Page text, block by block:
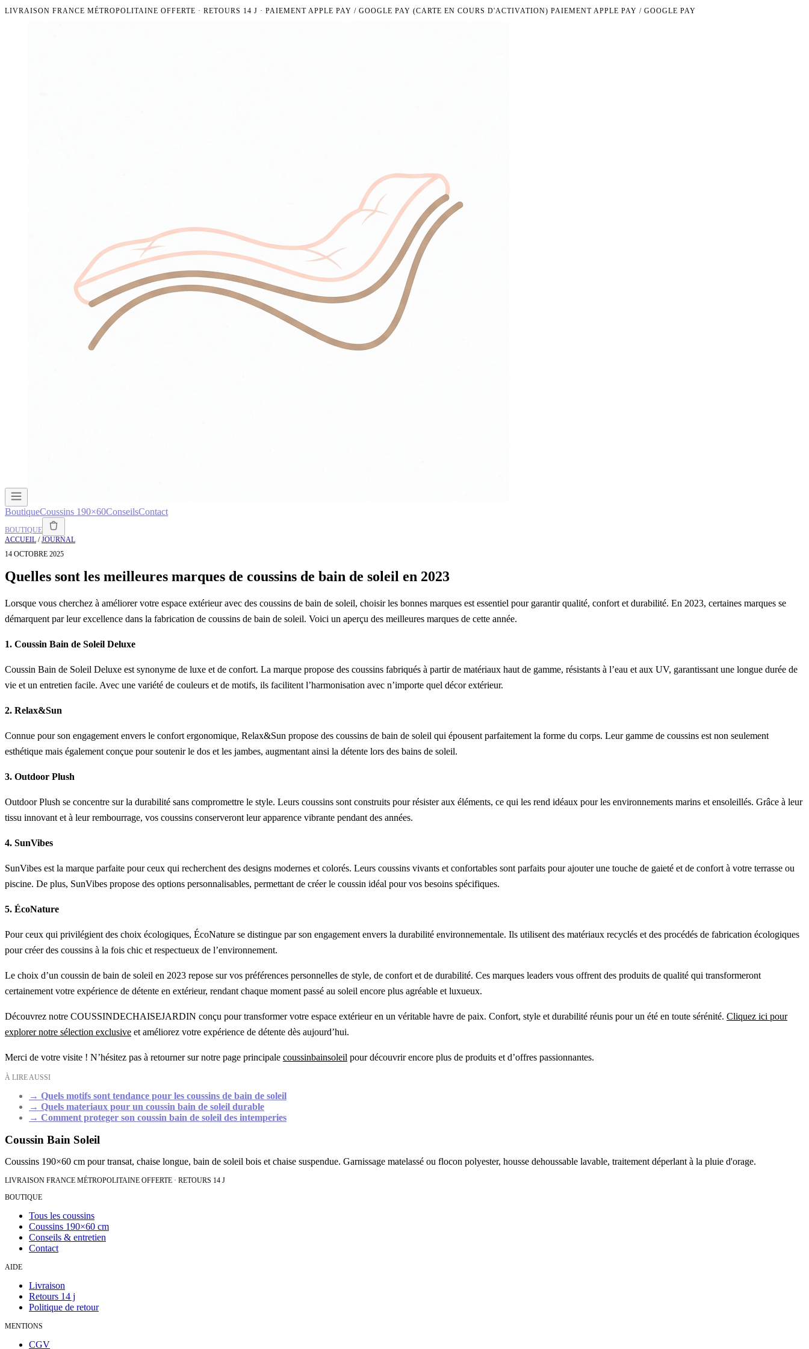
LIVRAISON FRANCE MÉTROPOLITAINE OFFERTE · RETOURS 14 J · PAIEMENT APPLE PAY / GOOGLE PAY (CARTE EN COURS D'ACTIVATION) PAIEMENT APPLE PAY / GOOGLE PAY
BoutiqueCoussins 190×60ConseilsContact
BOUTIQUE
ACCUEIL /JOURNAL
14 OCTOBRE 2025
Quelles sont les meilleures marques de coussins de bain de soleil en 2023
Lorsque vous cherchez à améliorer votre espace extérieur avec des coussins de bain de soleil, choisir les bonnes marques est essentiel pour garantir qualité, confort et durabilité. En 2023, certaines marques se
démarquent par leur excellence dans la fabrication de coussins de bain de soleil. Voici un aperçu des meilleures marques de cette année.
1. Coussin Bain de Soleil Deluxe
Coussin Bain de Soleil Deluxe est synonyme de luxe et de confort. La marque propose des coussins fabriqués à partir de matériaux haut de gamme, résistants à l’eau et aux UV, garantissant une longue durée de
vie et un entretien facile. Avec une variété de couleurs et de motifs, ils facilitent l’harmonisation avec n’importe quel décor extérieur.
2. Relax&Sun
Connue pour son engagement envers le confort ergonomique, Relax&Sun propose des coussins de bain de soleil qui épousent parfaitement la forme du corps. Leur gamme de coussins est non seulement
esthétique mais également conçue pour soutenir le dos et les jambes, augmentant ainsi la détente lors des bains de soleil.
3. Outdoor Plush
Outdoor Plush se concentre sur la durabilité sans compromettre le style. Leurs coussins sont construits pour résister aux éléments, ce qui les rend idéaux pour les environnements marins et ensoleillés. Grâce à leur
tissu innovant et à leur rembourrage, vos coussins conserveront leur apparence vibrante pendant des années.
4. SunVibes
SunVibes est la marque parfaite pour ceux qui recherchent des designs modernes et colorés. Leurs coussins vivants et confortables sont parfaits pour ajouter une touche de gaieté et de confort à votre terrasse ou
piscine. De plus, SunVibes propose des options personnalisables, permettant de créer le coussin idéal pour vos besoins spécifiques.
5. ÉcoNature
Pour ceux qui privilégient des choix écologiques, ÉcoNature se distingue par son engagement envers la durabilité environnementale. Ils utilisent des matériaux recyclés et des procédés de fabrication écologiques
pour créer des coussins à la fois chic et respectueux de l’environnement.
Le choix d’un coussin de bain de soleil en 2023 repose sur vos préférences personnelles de style, de confort et de durabilité. Ces marques leaders vous offrent des produits de qualité qui transformeront
certainement votre expérience de détente en extérieur, rendant chaque moment passé au soleil encore plus agréable et luxueux.
Découvrez notre COUSSINDECHAISEJARDIN conçu pour transformer votre espace extérieur en un véritable havre de paix. Confort, style et durabilité réunis pour un été en toute sérénité. Cliquez ici pour
explorer notre sélection exclusive et améliorez votre expérience de détente dès aujourd’hui.
Merci de votre visite ! N’hésitez pas à retourner sur notre page principale coussinbainsoleil pour découvrir encore plus de produits et d’offres passionnantes.
À LIRE AUSSI
→ Quels motifs sont tendance pour les coussins de bain de soleil
→ Quels materiaux pour un coussin bain de soleil durable
→ Comment proteger son coussin bain de soleil des intemperies
Coussin Bain Soleil
Coussins 190×60 cm pour transat, chaise longue, bain de soleil bois et chaise suspendue. Garnissage matelassé ou flocon polyester, housse dehoussable lavable, traitement déperlant à la pluie d'orage.
LIVRAISON FRANCE MÉTROPOLITAINE OFFERTE · RETOURS 14 J
BOUTIQUE
Tous les coussins
Coussins 190×60 cm
Conseils & entretien
Contact
AIDE
Livraison
Retours 14 j
Politique de retour
MENTIONS
CGV